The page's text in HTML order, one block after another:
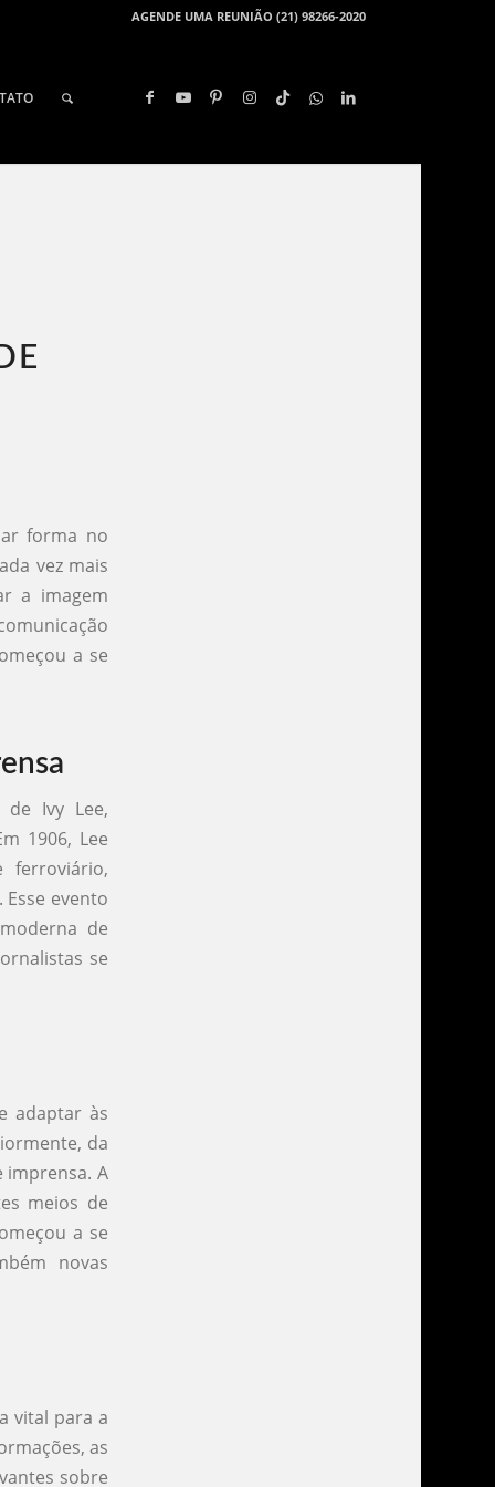
AGENDE UMA REUNIÃO (21) 98266-2020
forma no
vez mais
a imagem
a se
Ivy Lee,
1906, Lee
ferroviário,
evento
de
se
adaptar às
da
imprensa. A
meios de
a se
novas
vital para a
as
sobre